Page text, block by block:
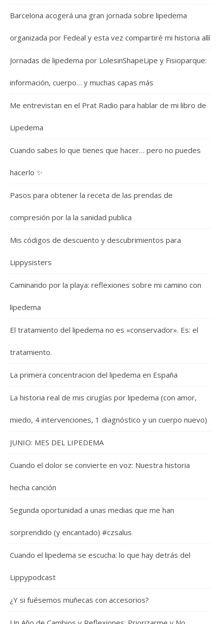
Barcelona acogerá una gran jornada sobre lipedema
organizada por Fedeal y esta vez compartiré mi historia allí
Jornadas de lipedema por LolesinShapeLipe y Fisioparque:
información, cuerpo… y muchas capas más
Me entrevistan en el Prat Radio para hablar de mi libro de
Lipedema
Cuando sabes lo que tienes que hacer… pero no puedes
hacerlo ✨
Pasos para obtener la receta de las prendas de
compresión por la la sanidad publica
Mis códigos de descuento y descubrimientos para
Lippysisters
Caminando por la playa: reflexiones sobre mi camino con
lipedema
El tratamiento del lipedema no es «conservador». Es: el
tratamiento.
La primera concentracion del lipedema en España
La historia real de mis cirugías por lipedema (con amor,
miedo, 4 intervenciones, 1 diagnóstico y un cuerpo nuevo)
JUNIO: MES DEL LIPEDEMA
Cuando el dolor se convierte en voz: Nuestra historia
hecha canción
Segunda oportunidad a unas medias que me han
sorprendido (y encantado) #czsalus
Cuando el lipedema se escucha: lo que hay detrás del
Lippypodcast
¿Y si fuésemos muñecas con accesorios?